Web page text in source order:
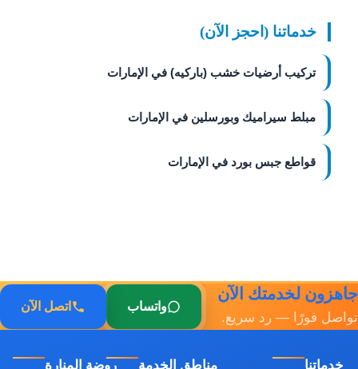
خدماتنا (احجز الآن)
تركيب أرضيات خشب (باركيه) في الإمارات
مبلط سيراميك وبورسلين في الإمارات
قواطع جبس بورد في الإمارات
جاهزون لخدمتك الآن
تواصل فورًا — رد سريع.
واتساب اتصل الآن
خدماتنا مناطق الخدمة روضة المنارة